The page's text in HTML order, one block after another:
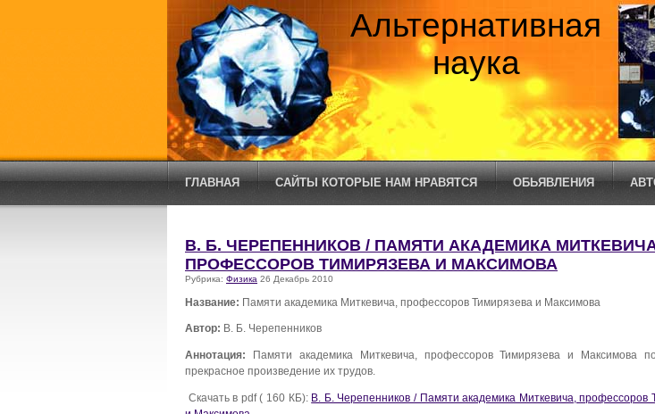
Альтернативная
наука
ГЛАВНАЯ САЙТЫ КОТОРЫЕ НАМ НРАВЯТСЯ ОБЬЯВЛЕНИЯ
В. Б. ЧЕРЕПЕННИКОВ / ПАМЯТИ АКАДЕМИКА
ПРОФЕССОРОВ ТИМИРЯЗЕВА И МАКСИМОВА
Рубрика: Физика 26 Декабрь 2010
Название: Памяти академика Миткевича, профессоров Тимирязева и Максимова
Автор: В. Б. Черепенников
Аннотация: Памяти академика Миткевича, профессоров Тимирязева и Максимова
прекрасное произведение их трудов.
Скачать в pdf ( 160 КБ): В. Б. Черепенников / Памяти академика Миткевича, профессоров